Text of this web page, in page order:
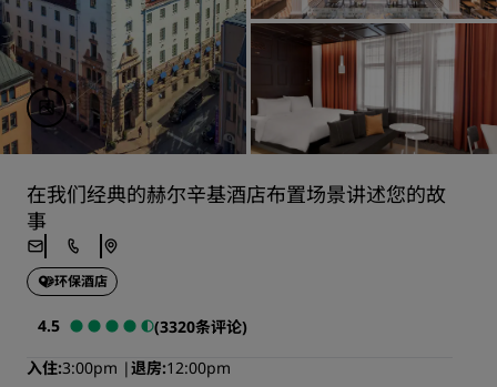
在我们经典的赫尔辛基酒店布置场景讲述您的故
事
环保酒店
4.5
(3320条评论)
入住 3:00pm 退房 12:00pm